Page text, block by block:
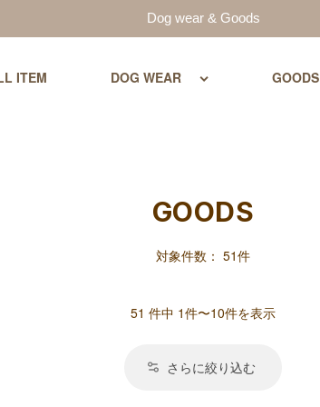
Dog wear & Goods
ITEM DOG WEAR GOODS
GOODS
対象件数： 51件
51 件中 1件〜10件を表示
さらに絞り込む